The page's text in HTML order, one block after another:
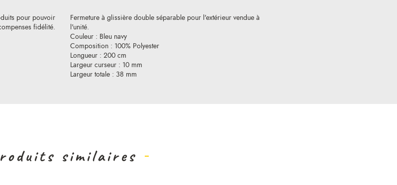
pour pouvoir
fidélité.
Fermeture à glissière double séparable pour l'extérieur vendue à
l'unité.
Couleur : Bleu navy
Composition : 100% Polyester
Longueur : 200 cm
Largeur curseur : 10 mm
Largeur totale : 38 mm
similaires